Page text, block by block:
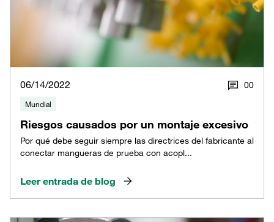
06/14/2022 00
Mundial
Riesgos causados por un montaje excesivo
Por qué debe seguir siempre las directrices del fabricante al
conectar mangueras de prueba con acopl...
Leer entrada de blog